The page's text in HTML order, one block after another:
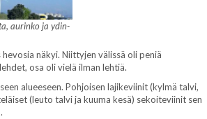
aurinko ja ydin-
näkyi. Niittyjen välissä oli peniä
osa oli vielä ilman lehtiä.
alueeseen. Pohjoisen lajikeviinit (kylmä talvi,
(leuto talvi ja kuuma kesä) sekoiteviinit sen